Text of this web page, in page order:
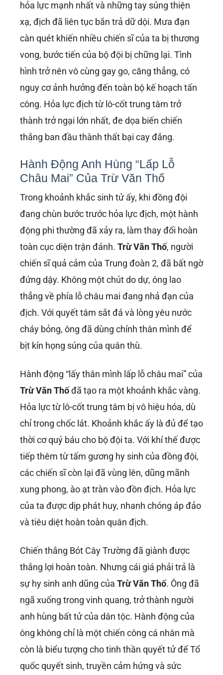
hỏa lực mạnh nhất và những tay súng thiện
xạ, địch đã liên tục bắn trả dữ dội. Mưa đạn
càn quét khiến nhiều chiến sĩ của ta bị thương
vong, bước tiến của bộ đội bị chững lại. Tình
hình trở nên vô cùng gay go, căng thẳng, có
nguy cơ ảnh hưởng đến toàn bộ kế hoạch tấn
công. Hỏa lực địch từ lô-cốt trung tâm trở
thành trở ngại lớn nhất, đe dọa biến chiến
thắng ban đầu thành thất bại cay đắng.
Hành Động Anh Hùng “Lấp Lỗ
Châu Mai” Của Trừ Văn Thố
Trong khoảnh khắc sinh tử ấy, khi đồng đội
đang chùn bước trước hỏa lực địch, một hành
động phi thường đã xảy ra, làm thay đổi hoàn
toàn cục diện trận đánh. Trừ Văn Thố, người
chiến sĩ quả cảm của Trung đoàn 2, đã bất ngờ
đứng dậy. Không một chút do dự, ông lao
thẳng về phía lỗ châu mai đang nhả đạn của
địch. Với quyết tâm sắt đá và lòng yêu nước
cháy bỏng, ông đã dùng chính thân mình để
bịt kín họng súng của quân thù.
Hành động “lấy thân mình lấp lỗ châu mai” của
Trừ Văn Thốđã tạo ra một khoảnh khắc vàng.
Hỏa lực từ lô-cốt trung tâm bị vô hiệu hóa, dù
chỉ trong chốc lát. Khoảnh khắc ấy là đủ để tạo
thời cơ quý báu cho bộ đội ta. Với khí thế được
tiếp thêm từ tấm gương hy sinh của đồng đội,
các chiến sĩ còn lại đã vùng lên, dũng mãnh
xung phong, ào ạt tràn vào đồn địch. Hỏa lực
của ta được dịp phát huy, nhanh chóng áp đảo
và tiêu diệt hoàn toàn quân địch.
Chiến thắng Bót Cây Trường đã giành được
thắng lợi hoàn toàn. Nhưng cái giá phải trả là
sự hy sinh anh dũng của Trừ Văn Thố. Ông đã
ngã xuống trong vinh quang, trở thành người
anh hùng bất tử của dân tộc. Hành động của
ông không chỉ là một chiến công cá nhân mà
còn là biểu tượng cho tinh thần quyết tử để Tổ
quốc quyết sinh, truyền cảm hứng và sức